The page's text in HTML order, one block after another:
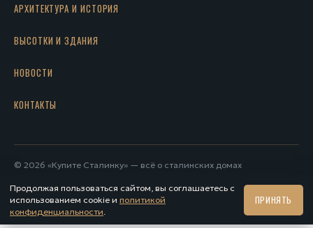
АРХИТЕКТУРА И ИСТОРИЯ
ВЫСОТКИ И ЗДАНИЯ
НОВОСТИ
КОНТАКТЫ
© 2026 «Купите Сталинку» — всё о сталинских домах
Контакты· Политика конфиденциальности
Продолжая пользоваться сайтом, вы соглашаетесь с
использованием cookie и политикой
конфиденциальности.
ПРИНЯТЬ